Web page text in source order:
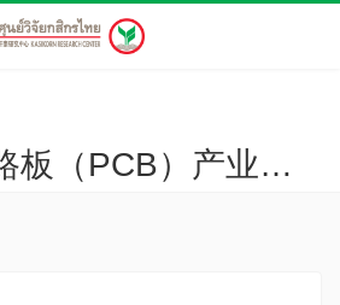
泰国印刷电路板（PCB）产业在贸易战与技术变革下的发展趋势